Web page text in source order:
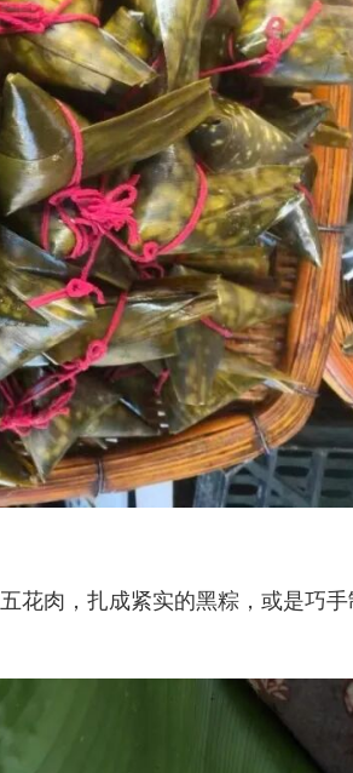
花肉，扎成紧实的黑粽，或是巧